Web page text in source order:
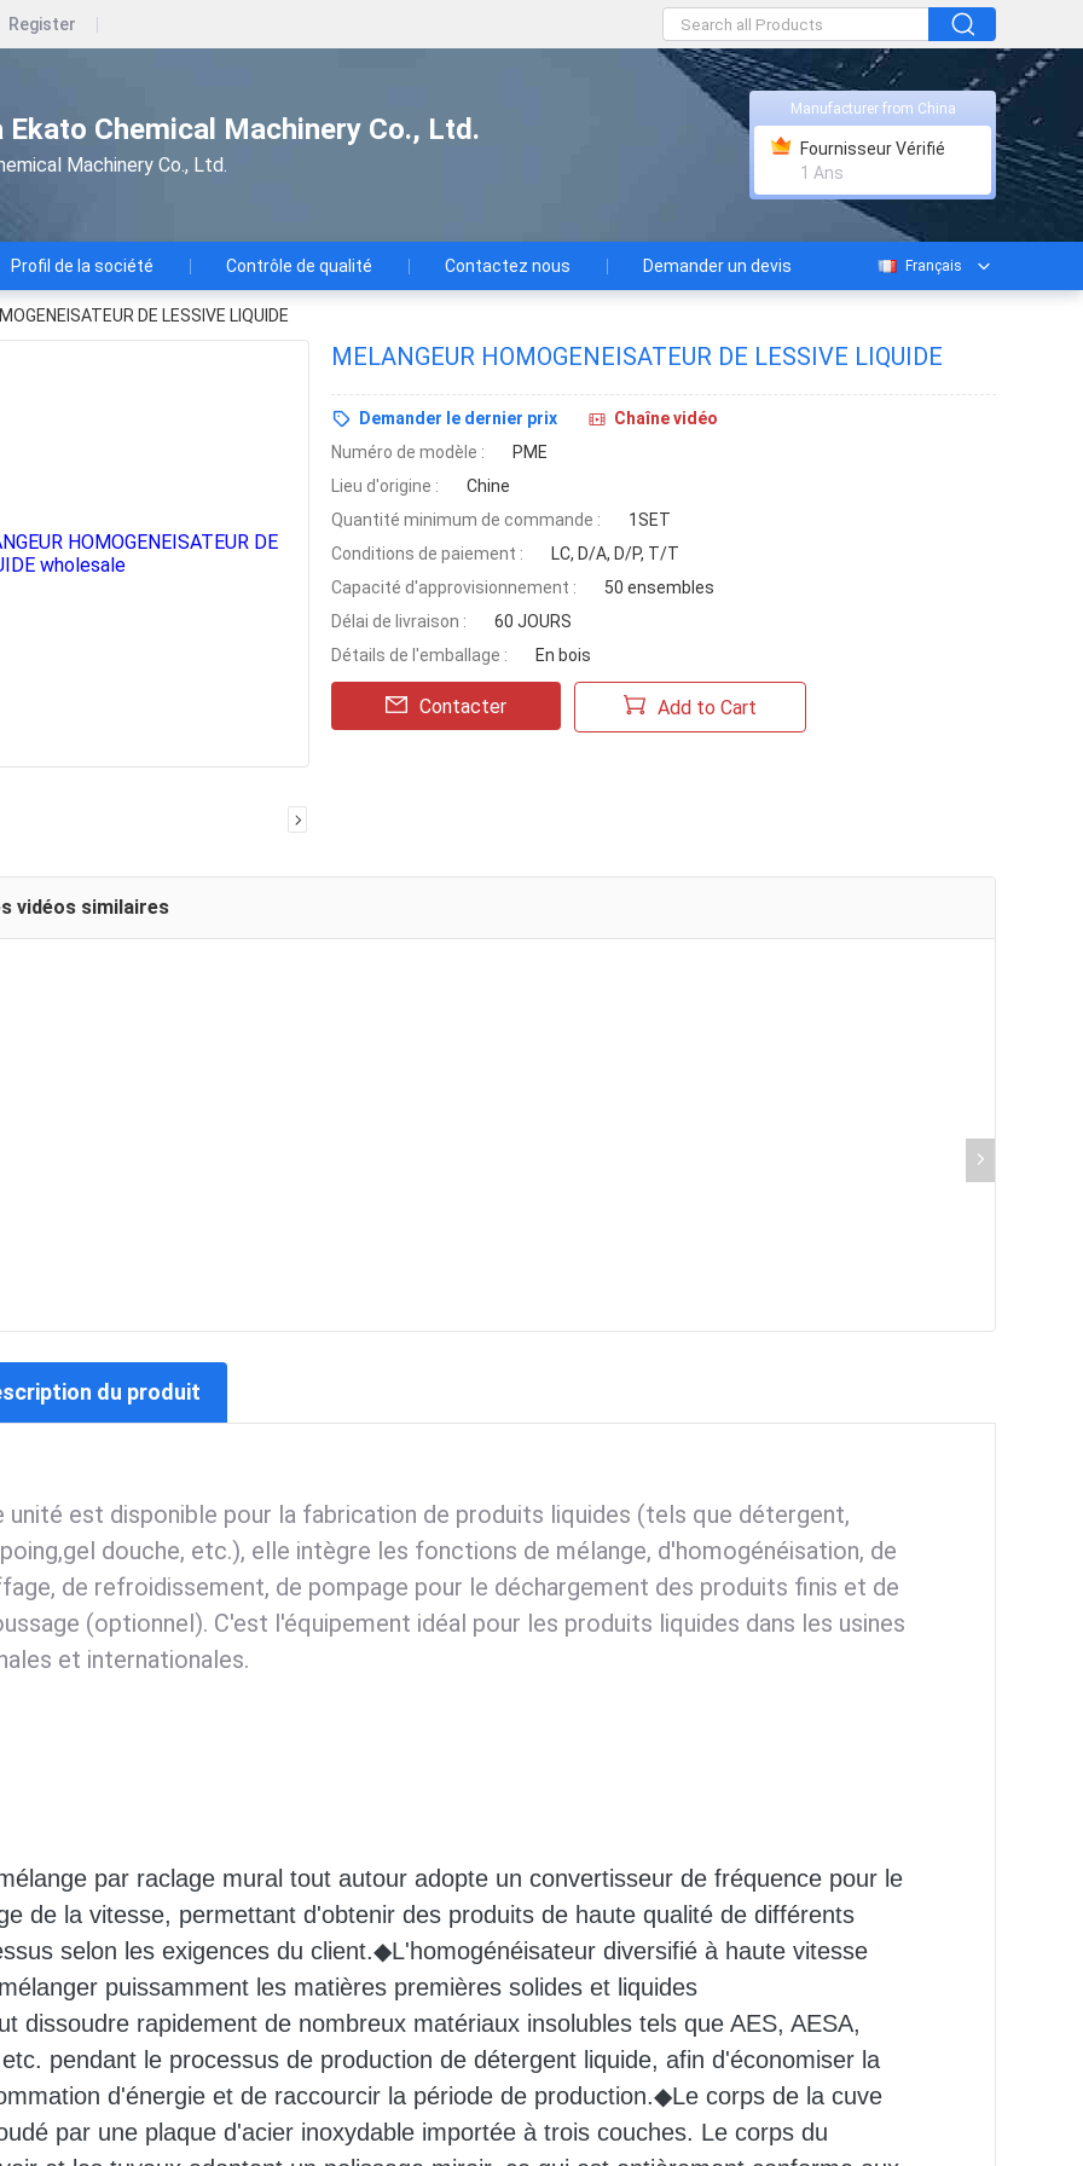
Register
Ekato Chemical Machinery Co., Ltd.
Machinery Co., Ltd.
Manufacturer from China
Fournisseur Vérifié
1 Ans
Profil de la société Contrôle de qualité Contactez nous Demander un devis Français
DE LESSIVE LIQUIDE
MELANGEUR HOMOGENEISATEUR DE LESSIVE LIQUIDE
Demander le dernier prix
Chaîne vidéo
Numéro de modèle :
PME
Lieu d'origine :
Chine
Quantité minimum de commande :
1SET
Conditions de paiement :
LC, D/A, D/P, T/T
Capacité d'approvisionnement :
50 ensembles
Délai de livraison :
60 JOURS
Détails de l'emballage :
En bois
Contacter Add to Cart
vidéos similaires
du produit
unité est disponible pour la fabrication de produits liquides (tels que détergent,
gel douche, etc.), elle intègre les fonctions de mélange, d'homogénéisation, de
de refroidissement, de pompage pour le déchargement des produits finis et de
(optionnel). C'est l'équipement idéal pour les produits liquides dans les usines
et internationales.
par raclage mural tout autour adopte un convertisseur de fréquence pour le
de la vitesse, permettant d'obtenir des produits de haute qualité de différents
selon les exigences du client.◆L'homogénéisateur diversifié à haute vitesse
puissamment les matières premières solides et liquides
dissoudre rapidement de nombreux matériaux insolubles tels que AES, AESA,
pendant le processus de production de détergent liquide, afin d'économiser la
d'énergie et de raccourcir la période de production.◆Le corps de la cuve
par une plaque d'acier inoxydable importée à trois couches. Le corps du